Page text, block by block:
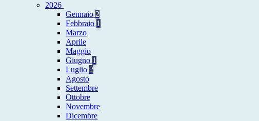
2026
Gennaio 2
Febbraio 1
Marzo
Aprile
Maggio
Giugno 1
Luglio 2
Agosto
Settembre
Ottobre
Novembre
Dicembre